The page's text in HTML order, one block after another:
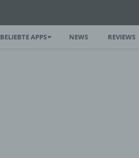
BELIEBTE APPS NEWS REVIEWS